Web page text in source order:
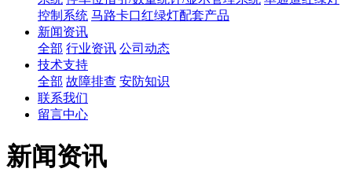
控制系统 马路卡口红绿灯配套产品
新闻资讯
全部 行业资讯 公司动态
技术支持
全部 故障排查 安防知识
联系我们
留言中心
新闻资讯